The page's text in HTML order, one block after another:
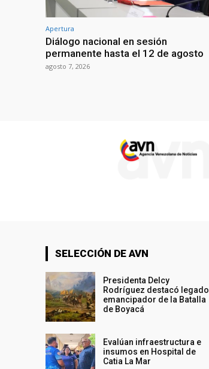
Apertura
Diálogo nacional en sesión
permanente hasta el 12 de agosto
agosto 7, 2026
SELECCIÓN DE AVN
Presidenta Delcy
Rodríguez destacó legado
emancipador de la Batalla
de Boyacá
Evalúan infraestructura e
insumos en Hospital de
Catia La Mar